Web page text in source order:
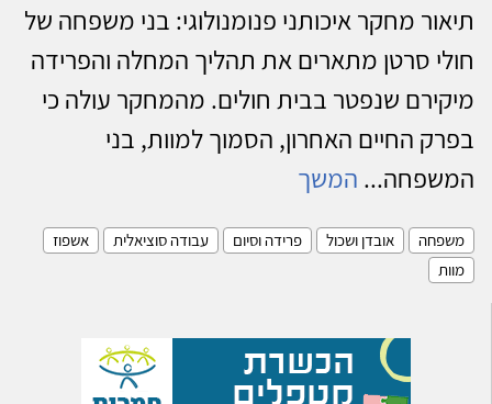
תיאור מחקר איכותני פנומנולוגי: בני משפחה של
חולי סרטן מתארים את תהליך המחלה והפרידה
מיקירם שנפטר בבית חולים. מהמחקר עולה כי
בפרק החיים האחרון, הסמוך למוות, בני
המשפחה... המשך
משפחה אובדן ושכול פרידה וסיום עבודה סוציאלית
אשפוז
מוות